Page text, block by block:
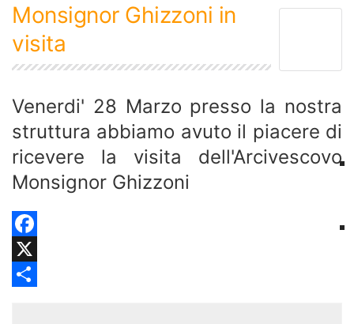
Monsignor Ghizzoni in
visita
Venerdi' 28 Marzo presso la nostra
struttura abbiamo avuto il piacere di
ricevere la visita dell'Arcivescovo
Monsignor Ghizzoni
Facebook
X